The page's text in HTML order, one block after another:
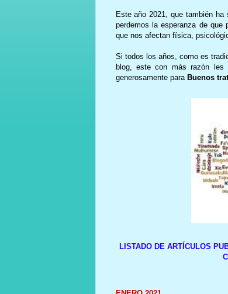
Este año 2021, que también
perdemos la esperanza de
que nos afectan física,
Si todos los años, como es
blog, este con más razón
generosamente paraBuenos
LISTADO DE ARTÍCULOS